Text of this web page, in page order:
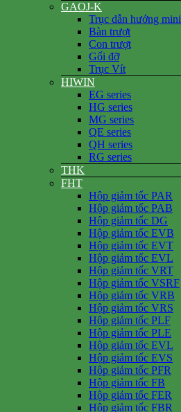
GAOJ-K
Trục dẫn hướng mini
Bàn trượt
Con trượt
Gối đỡ
Trục Vít
HIWIN
EG series
HG series
MG series
QE series
QH series
RG series
THK
FHT
Hộp giảm tốc PAR
Hộp giảm tốc PAB
Hộp giảm tốc DG
Hộp giảm tốc EVB
Hộp giảm tốc EVT
Hộp giảm tốc EVL
Hộp giảm tốc VRT
Hộp giảm tốc VSRF
Hộp giảm tốc VRB
Hộp giảm tốc VRS
Hộp giảm tốc PLF
Hộp giảm tốc PLE
Hộp giảm tốc EVL
Hộp giảm tốc EVS
Hộp giảm tốc PFR
Hộp giảm tốc FB
Hộp giảm tốc FER
Hộp giảm tốc FBR